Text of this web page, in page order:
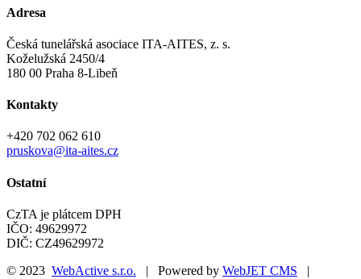
Adresa
Česká tunelářská asociace ITA-AITES, z. s.
Koželužská 2450/4
180 00 Praha 8-Libeň
Kontakty
+420 702 062 610
pruskova@ita-aites.cz
Ostatní
CzTA je plátcem DPH
IČO: 49629972
DIČ: CZ49629972
© 2023 WebActive s.r.o. | Powered by WebJET CMS |